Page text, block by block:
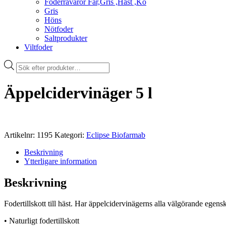
Gris
Höns
Nötfoder
Saltprodukter
Viltfoder
Products
search
Äppelcidervinäger 5 l
Artikelnr: 1195 Kategori: Eclipse Biofarmab
Beskrivning
Ytterligare information
Beskrivning
Fodertillskott till häst. Har äppelcidervinägerns alla välgörande
• Naturligt fodertillskott